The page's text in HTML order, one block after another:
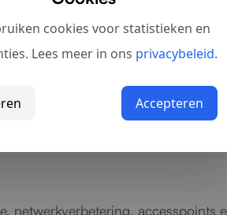
werkt.
Neem contact opvoor een
netwerkverbetering, accesspoints
cookies voor statistieken en
Lees meer in ons privacybeleid.
Accepteren